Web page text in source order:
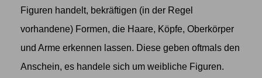
Figuren handelt, bekräftigen (in der Regel
vorhandene) Formen, die Haare, Köpfe, Oberkörper
und Arme erkennen lassen. Diese geben oftmals den
Anschein, es handele sich um weibliche Figuren.